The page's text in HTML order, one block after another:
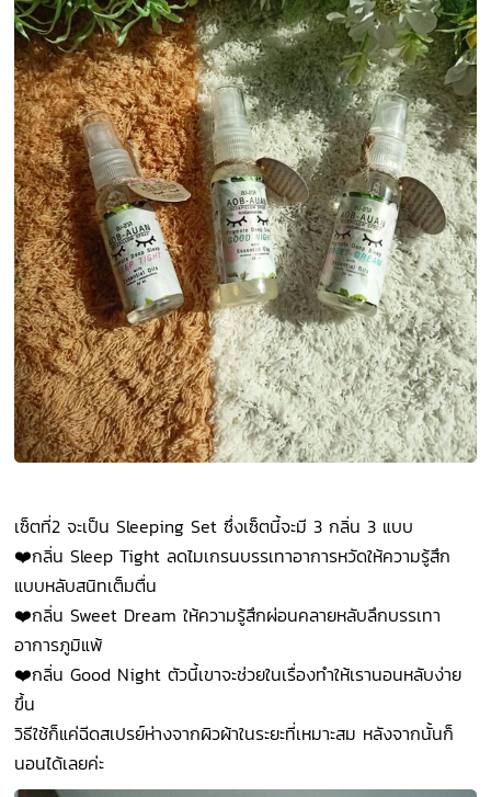
เซ็ตที่2 จะเป็น Sleeping Set ซึ่งเซ็ตนี้จะมี 3 กลิ่น 3 แบบ
❤️กลิ่น Sleep Tight ลดไมเกรนบรรเทาอาการหวัดให้ความรู้สึก
แบบหลับสนิทเต็มตื่น
❤️กลิ่น Sweet Dream ให้ความรู้สึกผ่อนคลายหลับลึกบรรเทา
อาการภูมิแพ้
❤️กลิ่น Good Night ตัวนี้เขาจะช่วยในเรื่องทำให้เรานอนหลับง่าย
ขึ้น
วิธีใช้ก็แค่ฉีดสเปรย์ห่างจากผิวผ้าในระยะที่เหมาะสม หลังจากนั้นก็
นอนได้เลยค่ะ